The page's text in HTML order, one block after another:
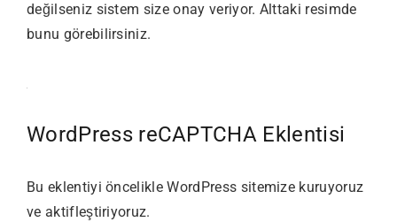
değilseniz sistem size onay veriyor. Alttaki resimde
bunu görebilirsiniz.
WordPress reCAPTCHA Eklentisi
Bu eklentiyi öncelikle WordPress sitemize kuruyoruz
ve aktifleştiriyoruz.